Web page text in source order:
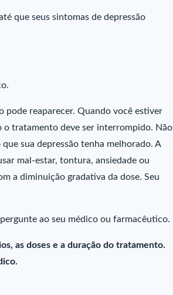
que seus sintomas de depressão
pode reaparecer. Quando você estiver
o tratamento deve ser interrompido. Não
sua depressão tenha melhorado. A
mal-estar, tontura, ansiedade ou
a diminuição gradativa da dose. Seu
ao seu médico ou farmacêutico.
as doses e a duração do tratamento.